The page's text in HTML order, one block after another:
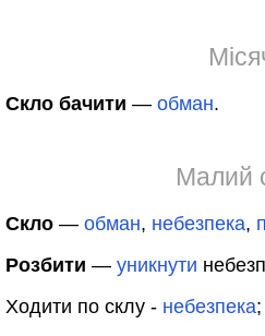
Скло бачити — обман.
Малий
Скло — обман, небезпека,
Розбити — уникнути
Ходити по склу - небезпека;